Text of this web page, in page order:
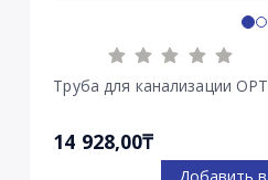
Труба для канализации
14 928,00₸